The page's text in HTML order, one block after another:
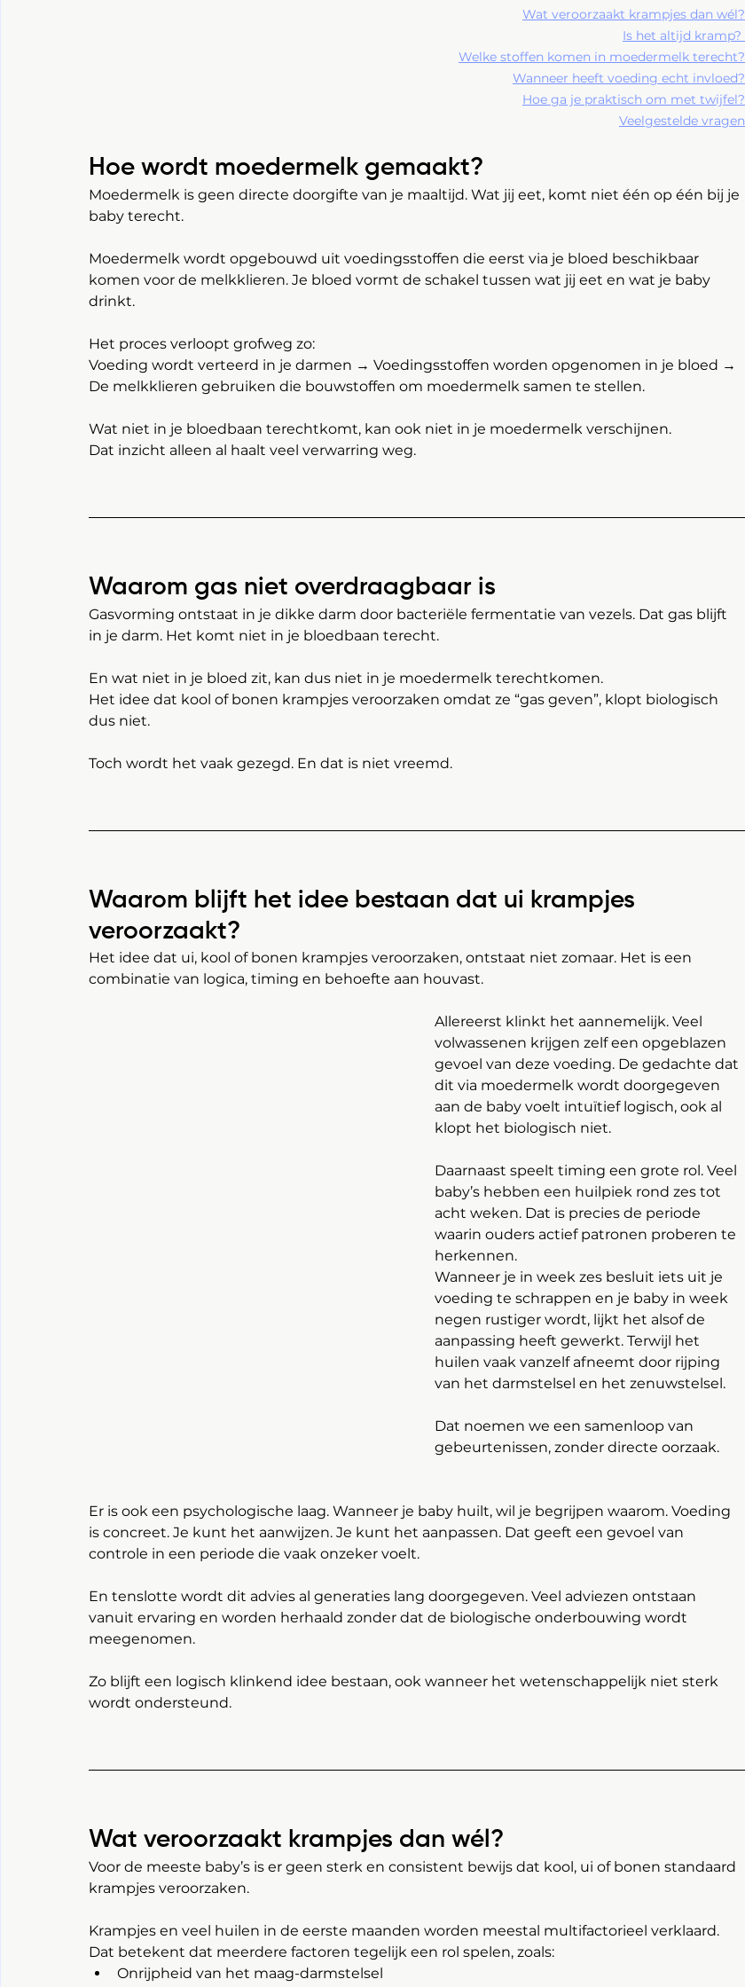
Wat veroorzaakt krampjes dan wél?
Is het altijd kramp?
Welke stoffen komen in moedermelk terecht?
Wanneer heeft voeding echt invloed?
Hoe ga je praktisch om met twijfel?
Veelgestelde vragen
Hoe wordt moedermelk gemaakt?
Moedermelk is geen directe doorgifte van je maaltijd. Wat jij eet, komt niet één op één bij je
baby terecht.
Moedermelk wordt opgebouwd uit voedingsstoffen die eerst via je bloed beschikbaar
komen voor de melkklieren. Je bloed vormt de schakel tussen wat jij eet en wat je baby
drinkt.
Het proces verloopt grofweg zo:
Voeding wordt verteerd in je darmen → Voedingsstoffen worden opgenomen in je bloed →
De melkklieren gebruiken die bouwstoffen om moedermelk samen te stellen.
Wat niet in je bloedbaan terechtkomt, kan ook niet in je moedermelk verschijnen.
Dat inzicht alleen al haalt veel verwarring weg.
Waarom gas niet overdraagbaar is
Gasvorming ontstaat in je dikke darm door bacteriële fermentatie van vezels. Dat gas blijft
in je darm. Het komt niet in je bloedbaan terecht.
En wat niet in je bloed zit, kan dus niet in je moedermelk terechtkomen.
Het idee dat kool of bonen krampjes veroorzaken omdat ze “gas geven”, klopt biologisch
dus niet.
Toch wordt het vaak gezegd. En dat is niet vreemd.
Waarom blijft het idee bestaan dat ui krampjes
veroorzaakt?
Het idee dat ui, kool of bonen krampjes veroorzaken, ontstaat niet zomaar. Het is een
combinatie van logica, timing en behoefte aan houvast.
Allereerst klinkt het aannemelijk. Veel
volwassenen krijgen zelf een opgeblazen
gevoel van deze voeding. De gedachte dat
dit via moedermelk wordt doorgegeven
aan de baby voelt intuïtief logisch, ook al
klopt het biologisch niet.
Daarnaast speelt timing een grote rol. Veel
baby’s hebben een huilpiek rond zes tot
acht weken. Dat is precies de periode
waarin ouders actief patronen proberen te
herkennen.
Wanneer je in week zes besluit iets uit je
voeding te schrappen en je baby in week
negen rustiger wordt, lijkt het alsof de
aanpassing heeft gewerkt. Terwijl het
huilen vaak vanzelf afneemt door rijping
van het darmstelsel en het zenuwstelsel.
Dat noemen we een samenloop van
gebeurtenissen, zonder directe oorzaak.
Er is ook een psychologische laag. Wanneer je baby huilt, wil je begrijpen waarom. Voeding
is concreet. Je kunt het aanwijzen. Je kunt het aanpassen. Dat geeft een gevoel van
controle in een periode die vaak onzeker voelt.
En tenslotte wordt dit advies al generaties lang doorgegeven. Veel adviezen ontstaan
vanuit ervaring en worden herhaald zonder dat de biologische onderbouwing wordt
meegenomen.
Zo blijft een logisch klinkend idee bestaan, ook wanneer het wetenschappelijk niet sterk
wordt ondersteund.
Wat veroorzaakt krampjes dan wél?
Voor de meeste baby’s is er geen sterk en consistent bewijs dat kool, ui of bonen standaard
krampjes veroorzaken.
Krampjes en veel huilen in de eerste maanden worden meestal multifactorieel verklaard.
Dat betekent dat meerdere factoren tegelijk een rol spelen, zoals:
Onrijpheid van het maag-darmstelsel